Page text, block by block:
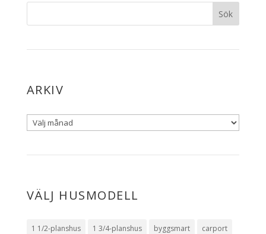
ARKIV
VÄLJ HUSMODELL
1 1/2-planshus 1 3/4-planshus byggsmart carport